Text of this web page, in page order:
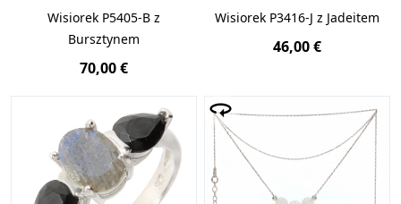
Wisiorek P5405-B z
Bursztynem
70,00 €
Wisiorek P3416-J z Jadeitem
46,00 €